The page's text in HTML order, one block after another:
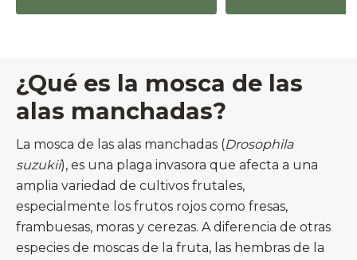
¿Qué es la mosca de las
alas manchadas?
La mosca de las alas manchadas (Drosophila
suzukii), es una plaga invasora que afecta a una
amplia variedad de cultivos frutales,
especialmente los frutos rojos como fresas,
frambuesas, moras y cerezas. A diferencia de otras
especies de moscas de la fruta, las hembras de la